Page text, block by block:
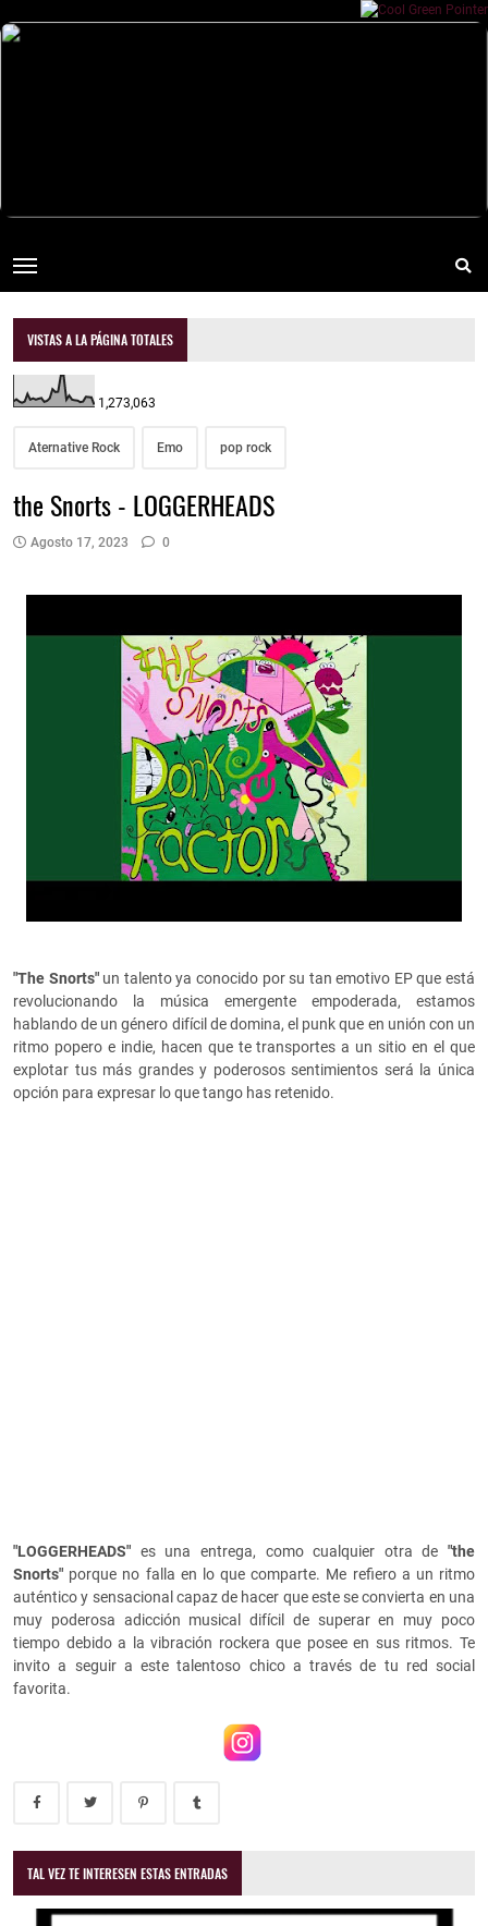
VISTAS A LA PÁGINA TOTALES
1,273,063
Aternative Rock Emo pop rock
the Snorts - LOGGERHEADS
Agosto 17, 2023 0
"The Snorts"un talento ya conocido por su tan emotivo EP que está
revolucionando la música emergente empoderada, estamos
hablando de un género difícil de domina, el punk que en unión con un
ritmo popero e indie, hacen que te transportes a un sitio en el que
explotar tus más grandes y poderosos sentimientos será la única
opción para expresar lo que tango has retenido.
"LOGGERHEADS" es una entrega, como cualquier otra de "the
Snorts" porque no falla en lo que comparte. Me refiero a un ritmo
auténtico y sensacional capaz de hacer que este se convierta en una
muy poderosa adicción musical difícil de superar en muy poco
tiempo debido a la vibración rockera que posee en sus ritmos. Te
invito a seguir a este talentoso chico a través de tu red social
favorita.
TAL VEZ TE INTERESEN ESTAS ENTRADAS